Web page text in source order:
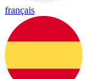
français